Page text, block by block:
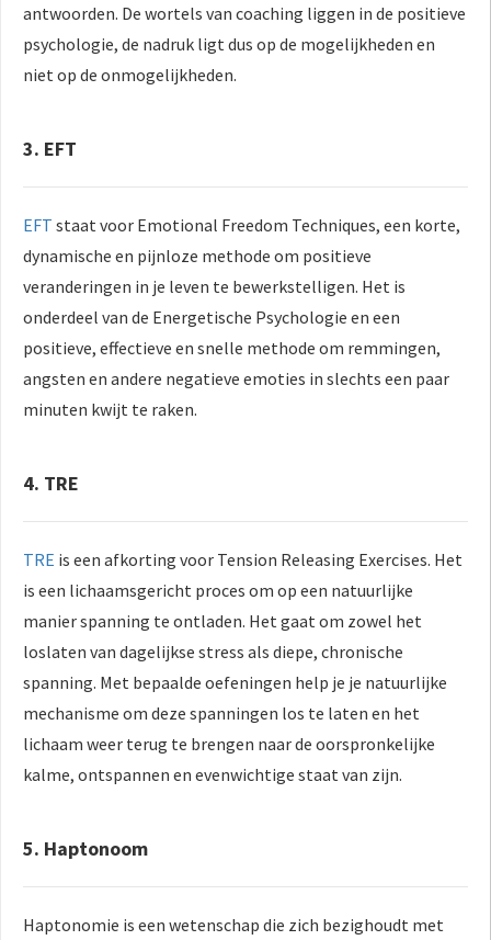
antwoorden. De wortels van coaching liggen in de positieve
psychologie, de nadruk ligt dus op de mogelijkheden en
niet op de onmogelijkheden.
3. EFT
EFT staat voor Emotional Freedom Techniques, een korte,
dynamische en pijnloze methode om positieve
veranderingen in je leven te bewerkstelligen. Het is
onderdeel van de Energetische Psychologie en een
positieve, effectieve en snelle methode om remmingen,
angsten en andere negatieve emoties in slechts een paar
minuten kwijt te raken.
4. TRE
TRE is een afkorting voor Tension Releasing Exercises. Het
is een lichaamsgericht proces om op een natuurlijke
manier spanning te ontladen. Het gaat om zowel het
loslaten van dagelijkse stress als diepe, chronische
spanning. Met bepaalde oefeningen help je je natuurlijke
mechanisme om deze spanningen los te laten en het
lichaam weer terug te brengen naar de oorspronkelijke
kalme, ontspannen en evenwichtige staat van zijn.
5. Haptonoom
Haptonomie is een wetenschap die zich bezighoudt met